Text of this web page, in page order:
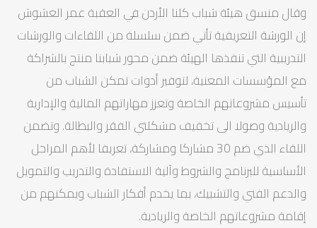
وقال منسق هيئة شباب كلنا الأردن في العقبة عمر العشوش
إن الورشة التعريفية تأتي ضمن سلسلة من اللقاءات والورشات
التدريبية التي تنفذها الهيئة ضمن محور شبابنا منتج بالشراكة
مع المؤسسات المعنية، لتوفير أدوات تمكن الشباب من
تأسيس مشروعاتهم الخاصة وتعزز مهاراتهم المالية والإدارية
والريادية وصولا الى تخفيف مشكلتي الفقر والبطالة. وتضمن
اللقاء الذي ضم 30 مشاركا ومشاركة، تعريفا لأهم المراحل
الأساسية للبرنامج والشروط وآلية الاستفادة والتدريب والتمويل
والدعم الفني والتشبيك، بما يخدم أفكار الشباب ويمكنهم من
إقامة مشروعاتهم الخاصة والريادية.